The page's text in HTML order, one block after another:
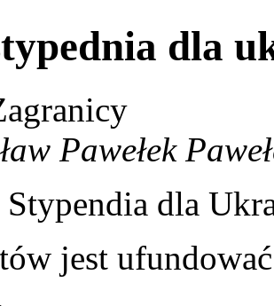
dla
Pawełek
Stypendia dla
jest